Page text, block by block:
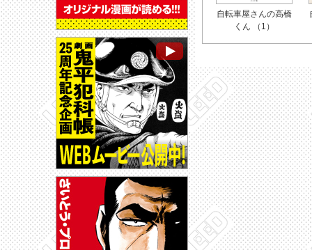
自転車屋さんの高橋
くん （1）